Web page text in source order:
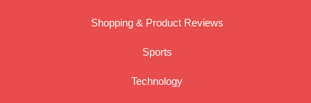
Shopping & Product Reviews
Sports
Technology